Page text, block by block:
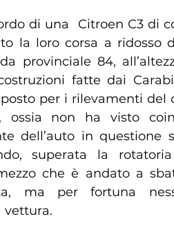
di una Citroen C3 di
la loro corsa a ridosso
provinciale 84,
fatte dai
per i rilevamenti del
non ha visto
dell’auto in questione
superata la
che è andato a
ma per fortuna
vettura.